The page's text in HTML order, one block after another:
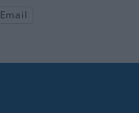
Email